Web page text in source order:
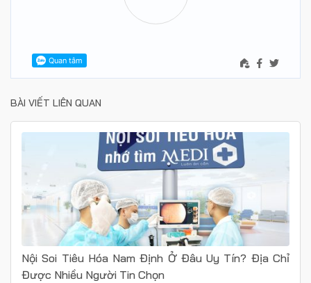
BÀI VIẾT LIÊN QUAN
Nội Soi Tiêu Hóa Nam Định Ở Đâu Uy Tín? Địa Chỉ
Được Nhiều Người Tin Chọn